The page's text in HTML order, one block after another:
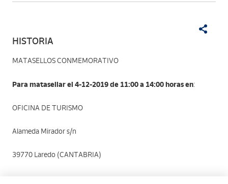
HISTORIA
MATASELLOS CONMEMORATIVO
Para matasellar el 4-12-2019 de 11:00 a 14:00 horas en:
OFICINA DE TURISMO
Alameda Mirador s/n
39770 Laredo (CANTABRIA)